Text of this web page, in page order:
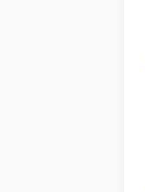
제주 렌트카는 차량 인수 위
혼자 또는 2인 여행에
가족 여행, 짐이 많은
단체 여행이나 4인 이